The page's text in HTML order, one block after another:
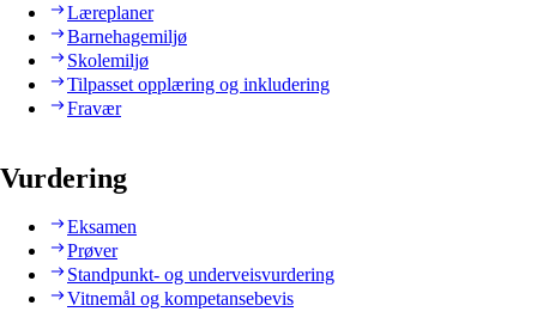
Læreplaner
Barnehagemiljø
Skolemiljø
Tilpasset opplæring og inkludering
Fravær
Vurdering
Eksamen
Prøver
Standpunkt- og underveisvurdering
Vitnemål og kompetansebevis